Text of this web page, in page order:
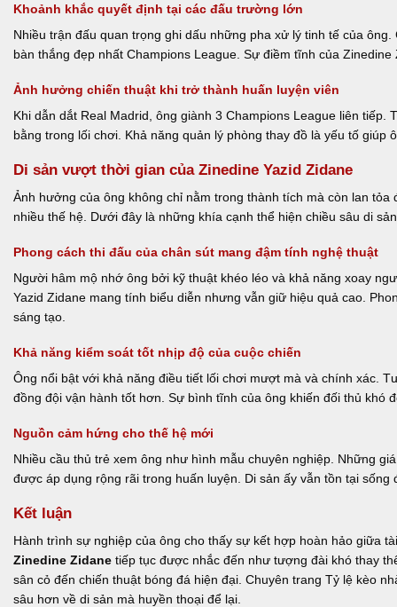
Khoảnh khắc quyết định tại các đấu trường lớn
Nhiều trận đấu quan trọng ghi dấu những pha xử lý tinh tế của
bàn thắng đẹp nhất Champions League. Sự điềm tĩnh của
Ảnh hưởng chiến thuật khi trở thành huấn luyện viên
Khi dẫn dắt Real Madrid, ông giành 3 Champions League liên tiếp.
bằng trong lối chơi. Khả năng quản lý phòng thay đồ là yếu tố giúp
Di sản vượt thời gian của Zinedine Yazid Zidane
Ảnh hưởng của ông không chỉ nằm trong thành tích mà còn lan tỏa
nhiều thế hệ. Dưới đây là những khía cạnh thể hiện chiều sâu di
Phong cách thi đấu của chân sút mang đậm tính nghệ thuật
Người hâm mộ nhớ ông bởi kỹ thuật khéo léo và khả năng xoay
Yazid Zidane mang tính biểu diễn nhưng vẫn giữ hiệu quả cao.
sáng tạo.
Khả năng kiểm soát tốt nhịp độ của cuộc chiến
Ông nổi bật với khả năng điều tiết lối chơi mượt mà và chính xác.
đồng đội vận hành tốt hơn. Sự bình tĩnh của ông khiến đối thủ khó
Nguồn cảm hứng cho thế hệ mới
Nhiều cầu thủ trẻ xem ông như hình mẫu chuyên nghiệp. Những
được áp dụng rộng rãi trong huấn luyện. Di sản ấy vẫn tồn tại sống
Kết luận
Hành trình sự nghiệp của ông cho thấy sự kết hợp hoàn hảo giữa
Zinedine Zidane tiếp tục được nhắc đến như tượng đài khó thay
sân cỏ đến chiến thuật bóng đá hiện đại. Chuyên trang Tỷ lệ kèo
sâu hơn về di sản mà huyền thoại để lại.